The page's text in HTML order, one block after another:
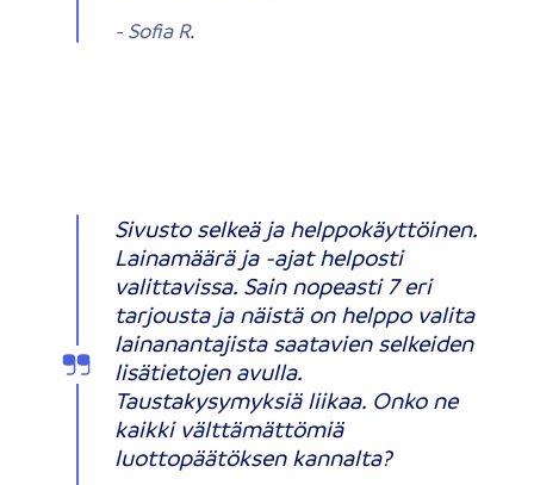
- Sofia R.
Sivusto selkeä ja helppokäyttöinen.
Lainamäärä ja -ajat helposti
valittavissa. Sain nopeasti 7 eri
tarjousta ja näistä on helppo valita
lainanantajista saatavien selkeiden
lisätietojen avulla.
Taustakysymyksiä liikaa. Onko ne
kaikki välttämättömiä
luottopäätöksen kannalta?